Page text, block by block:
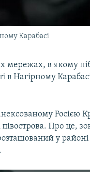
Карабасі
мережах, в якому
в Нагірному
Росією
Про це,
у районі